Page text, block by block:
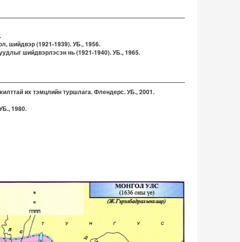
шийдвэр (1921-1939). УБ., 1956.
шийдвэрлэсэн нь (1921-1940). УБ., 1965.
их тэмцлийн туршлага. Флендерс. УБ., 2001.
1980.